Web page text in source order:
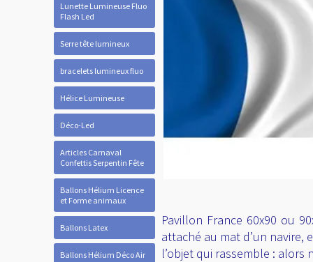
Lunette Lumineuse Fluo
Flash Led
Serre tête lumineux
bracelets lumineux fluo
Hélice Lumineuse
Déco-Led
Articles Carnaval
Confettis Serpentin Fête
Ballons Hélium Licence
et Forme animaux
Ballons Latex
Ballons Hélium Déco Air
Pavillon France 60x90 ou
attaché au mat d’un
l’objet qui rassemble :